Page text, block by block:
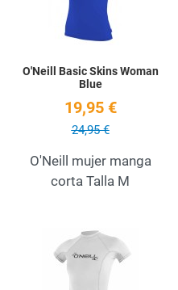
O'Neill Basic Skins Woman
Blue
19,95 €
24,95 €
O'Neill mujer manga
corta Talla M